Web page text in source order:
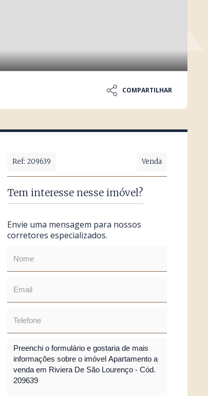
COMPARTILHAR
Ref: 209639 Venda
Tem interesse nesse imóvel?
Envie uma mensagem para nossos
corretores especializados.